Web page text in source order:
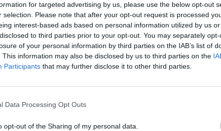
for targeted advertising by us, please use the below opt-out
selection. Please note that after your opt-out request is processed
interest-based ads based on personal information utilized by us
to third parties prior to your opt-out. You may separately
of your personal information by third parties on the IAB’s list of
This information may also be disclosed by us to third parties on the
Participants that may further disclose it to other third parties.
Data Processing Opt Outs
opt-out of the Sharing of my personal data.